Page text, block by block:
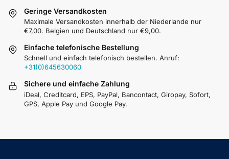
Geringe Versandkosten
Maximale Versandkosten innerhalb der Niederlande nur
€7,00. Belgien und Deutschland nur €9,00.
Einfache telefonische Bestellung
Schnell und einfach telefonisch bestellen. Anruf:
+31(0)645630060
Sichere und einfache Zahlung
iDeal, Creditcard, EPS, PayPal, Bancontact, Giropay, Sofort,
GPS, Apple Pay und Google Pay.